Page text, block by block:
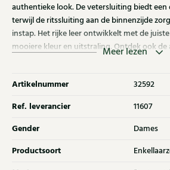
authentieke look. De vetersluiting biedt
terwijl de ritssluiting aan de binnenzijde
instap. Het rijke leer ontwikkelt met de
mooiere kleur en uitstraling. Ontdek ook de
Meer lezen
Artikelnummer 32592
Ref. leverancier 11607
Gender Dames
Productsoort